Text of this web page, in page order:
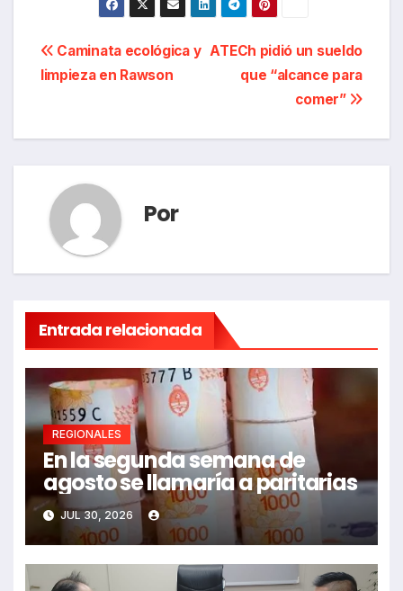
Navegación
de
entradas
ATECh pidió un sueldo
que “alcance para
comer”
Caminata ecológica y
limpieza en Rawson
Por
Entrada relacionada
REGIONALES
En la segunda semana de
agosto se llamaría a paritarias
JUL 30, 2026